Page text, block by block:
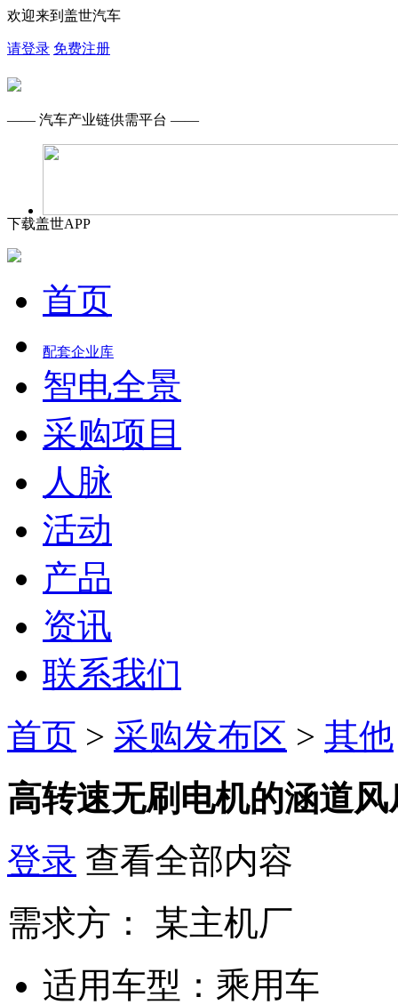
欢迎来到盖世汽车
请登录 免费注册
—— 汽车产业链供需平台 ——
下载盖世APP
首页
配套企业库
智电全景
采购项目
人脉
活动
产品
资讯
联系我们
首页 > 采购发布区 > 其他
高转速无刷电机的涵道风
登录 查看全部内容
需求方：
某主机厂
适用车型： 乘用车